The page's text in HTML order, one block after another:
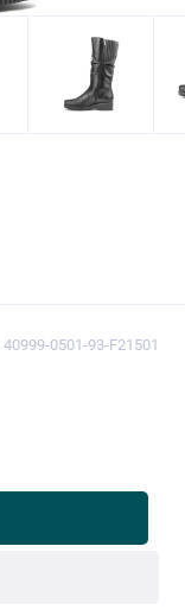
0501-93-F21501